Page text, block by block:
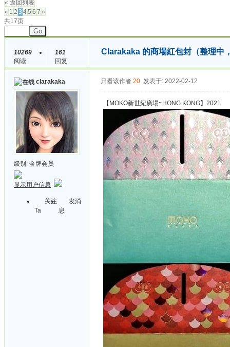
« 返回列表
« 1 2 345 6 7 »
共17页
Go
10269
阅读
161
回复
Clarakaka 的商場紅包封（整理中
clarakaka
级别: 金牌会员
显示用户信息
关注
Ta
发消
息
只看该作者 20 发表于: 2022-02-12
【MOKO新世紀廣場~HONG KONG】2021